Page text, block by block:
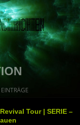
Tour | SERIE –